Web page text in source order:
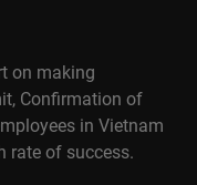
on making
Confirmation of
in Vietnam
rate of success.